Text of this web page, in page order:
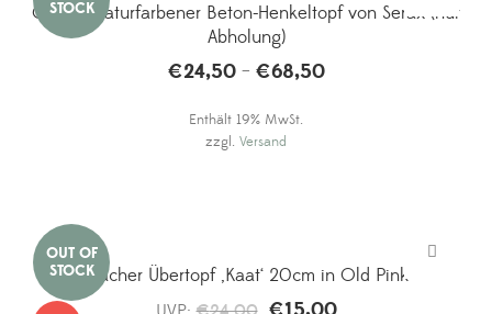
Großer, naturfarbener Beton-Henkeltopf von Serax (nur
Abholung)
€24,50 – €68,50Preisspanne:
Enthält 19% MwSt.
zzgl. Versand
Flacher Übertopf ‚Kaat‘ 20cm in Old Pink
Ursprünglicher
Aktueller